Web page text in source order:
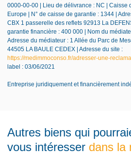
0000-00-00 | Lieu de délivrance : NC | Caisse
Europe | N° de caisse de garantie : 1344 |
CBX 1 passerelle des reflets 92913 La
garantie financière : 400 000 | Nom du
Adresse du médiateur : 1 Allée du Parc de
44505 LA BAULE CEDEX | Adresse du site :
https://medimmoconso.fr/adresser-une-
label : 03/06/2021
Entreprise juridiquement et financièrement
Autres biens qui
vous intéresser dans la